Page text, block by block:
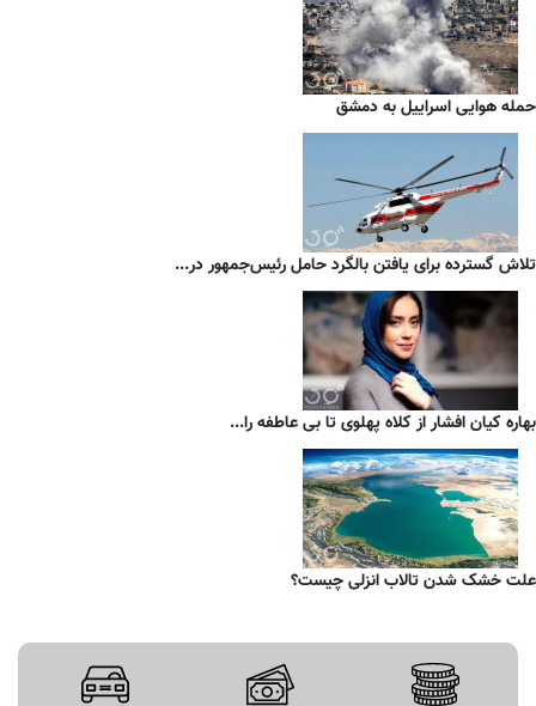
حمله هوایی اسراییل به دمشق
تلاش گسترده برای یافتن بالگرد حامل رئیس‌جمهور در...
بهاره کیان افشار از کلاه پهلوی تا بی عاطفه را...
علت خشک شدن تالاب انزلی چیست؟